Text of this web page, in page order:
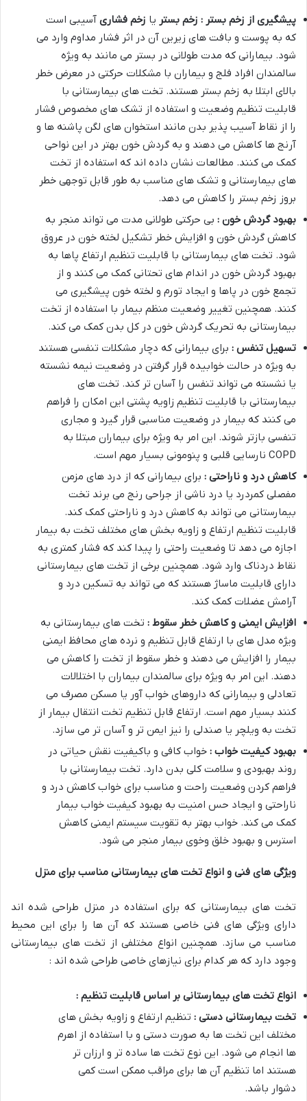
پیشگیری از زخم بستر : زخم بستر یا زخم فشاری آسیبی است
که به پوست و بافت های زیرین آن در اثر فشار مداوم وارد می
شود. بیمارانی که مدت طولانی در بستر می مانند به ویژه
سالمندان افراد فلج و بیماران با مشکلات حرکتی در معرض خطر
بالای ابتلا به زخم بستر هستند. تخت های بیمارستانی با
قابلیت تنظیم وضعیت و استفاده از تشک های مخصوص فشار
را از نقاط آسیب پذیر بدن مانند استخوان های لگن پاشنه ها و
آرنج ها کاهش می دهند و به گردش خون بهتر در این نواحی
کمک می کنند. مطالعات نشان داده اند که استفاده از تخت
های بیمارستانی و تشک های مناسب به طور قابل توجهی خطر
بروز زخم بستر را کاهش می دهد.
بهبود گردش خون : بی حرکتی طولانی مدت می تواند منجر به
کاهش گردش خون و افزایش خطر تشکیل لخته خون در عروق
شود. تخت های بیمارستانی با قابلیت تنظیم ارتفاع پاها به
بهبود گردش خون در اندام های تحتانی کمک می کنند و از
تجمع خون در پاها و ایجاد تورم و لخته خون پیشگیری می
کنند. همچنین تغییر وضعیت منظم بیمار با استفاده از تخت
بیمارستانی به تحریک گردش خون در کل بدن کمک می کند.
تسهیل تنفس : برای بیمارانی که دچار مشکلات تنفسی هستند
به ویژه در حالت خوابیده قرار گرفتن در وضعیت نیمه نشسته
یا نشسته می تواند تنفس را آسان تر کند. تخت های
بیمارستانی با قابلیت تنظیم زاویه پشتی این امکان را فراهم
می کنند که بیمار در وضعیت مناسبی قرار گیرد و مجاری
تنفسی بازتر شوند. این امر به ویژه برای بیماران مبتلا به
COPD نارسایی قلبی و پنومونی بسیار مهم است.
کاهش درد و ناراحتی : برای بیمارانی که از درد های مزمن
مفصلی کمردرد یا درد ناشی از جراحی رنج می برند تخت
بیمارستانی می تواند به کاهش درد و ناراحتی کمک کند.
قابلیت تنظیم ارتفاع و زاویه بخش های مختلف تخت به بیمار
اجازه می دهد تا وضعیت راحتی را پیدا کند که فشار کمتری به
نقاط دردناک وارد شود. همچنین برخی از تخت های بیمارستانی
دارای قابلیت ماساژ هستند که می تواند به تسکین درد و
آرامش عضلات کمک کند.
افزایش ایمنی و کاهش خطر سقوط : تخت های بیمارستانی به
ویژه مدل های با ارتفاع قابل تنظیم و نرده های محافظ ایمنی
بیمار را افزایش می دهند و خطر سقوط از تخت را کاهش می
دهند. این امر به ویژه برای سالمندان بیماران با اختلالات
تعادلی و بیمارانی که داروهای خواب آور یا مسکن مصرف می
کنند بسیار مهم است. ارتفاع قابل تنظیم تخت انتقال بیمار از
تخت به ویلچر یا صندلی را نیز ایمن تر و آسان تر می سازد.
بهبود کیفیت خواب : خواب کافی و باکیفیت نقش حیاتی در
روند بهبودی و سلامت کلی بدن دارد. تخت بیمارستانی با
فراهم کردن وضعیت راحت و مناسب برای خواب کاهش درد و
ناراحتی و ایجاد حس امنیت به بهبود کیفیت خواب بیمار
کمک می کند. خواب بهتر به تقویت سیستم ایمنی کاهش
استرس و بهبود خلق وخوی بیمار منجر می شود.
ویژگی های فنی و انواع تخت های بیمارستانی مناسب برای منزل
تخت های بیمارستانی که برای استفاده در منزل طراحی شده اند
دارای ویژگی های فنی خاصی هستند که آن ها را برای این محیط
مناسب می سازد. همچنین انواع مختلفی از تخت های بیمارستانی
وجود دارد که هر کدام برای نیازهای خاصی طراحی شده اند :
انواع تخت های بیمارستانی بر اساس قابلیت تنظیم :
تخت بیمارستانی دستی : تنظیم ارتفاع و زاویه بخش های
مختلف این تخت ها به صورت دستی و با استفاده از اهرم
ها انجام می شود. این نوع تخت ها ساده تر و ارزان تر
هستند اما تنظیم آن ها برای مراقب ممکن است کمی
دشوار باشد.